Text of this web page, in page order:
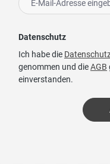
Datenschutz
Ich habe die
genommen und dieAGB
einverstanden.